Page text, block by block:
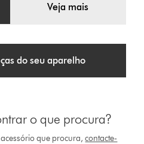
Veja mais
do seu aparelho
o que procura?
que procura,contacte-